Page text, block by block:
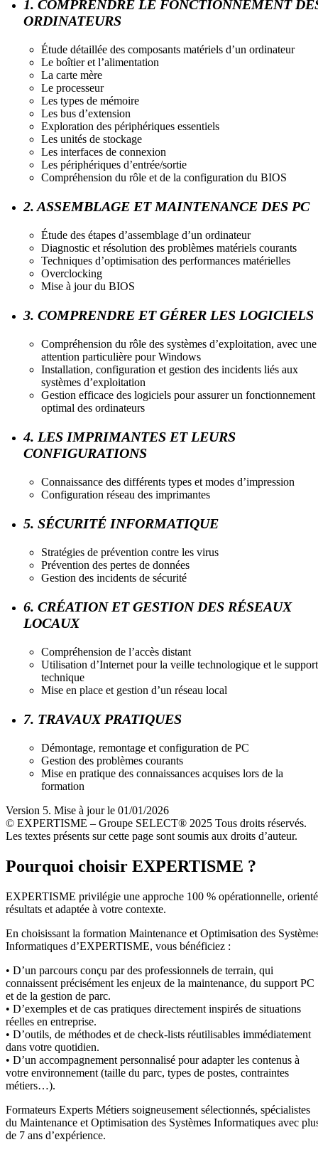
1. COMPRENDRE LE FONCTIONNEMENT
ORDINATEURS
Étude détaillée des composants matériels d’un ordinateur
Le boîtier et l’alimentation
La carte mère
Le processeur
Les types de mémoire
Les bus d’extension
Exploration des périphériques essentiels
Les unités de stockage
Les interfaces de connexion
Les périphériques d’entrée/sortie
Compréhension du rôle et de la configuration du BIOS
2. ASSEMBLAGE ET MAINTENANCE DES PC
Étude des étapes d’assemblage d’un ordinateur
Diagnostic et résolution des problèmes matériels courants
Techniques d’optimisation des performances matérielles
Overclocking
Mise à jour du BIOS
3. COMPRENDRE ET GÉRER LES LOGICIELS
Compréhension du rôle des systèmes d’exploitation, avec une
attention particulière pour Windows
Installation, configuration et gestion des incidents liés aux
systèmes d’exploitation
Gestion efficace des logiciels pour assurer un fonctionnement
optimal des ordinateurs
4. LES IMPRIMANTES ET LEURS
CONFIGURATIONS
Connaissance des différents types et modes d’impression
Configuration réseau des imprimantes
5. SÉCURITÉ INFORMATIQUE
Stratégies de prévention contre les virus
Prévention des pertes de données
Gestion des incidents de sécurité
6. CRÉATION ET GESTION DES RÉSEAUX
LOCAUX
Compréhension de l’accès distant
Utilisation d’Internet pour la veille technologique et le support
technique
Mise en place et gestion d’un réseau local
7. TRAVAUX PRATIQUES
Démontage, remontage et configuration de PC
Gestion des problèmes courants
Mise en pratique des connaissances acquises lors de la
formation
Version 5. Mise à jour le 01/01/2026
© EXPERTISME – Groupe SELECT® 2025 Tous droits réservés.
Les textes présents sur cette page sont soumis aux droits d’auteur.
Pourquoi choisir EXPERTISME ?
EXPERTISME privilégie une approche 100 % opérationnelle,
résultats et adaptée à votre contexte.
En choisissant la formation Maintenance et Optimisation des
Informatiques d’EXPERTISME, vous bénéficiez :
• D’un parcours conçu par des professionnels de terrain, qui
connaissent précisément les enjeux de la maintenance, du support PC
et de la gestion de parc.
• D’exemples et de cas pratiques directement inspirés de situations
réelles en entreprise.
• D’outils, de méthodes et de check-lists réutilisables immédiatement
dans votre quotidien.
• D’un accompagnement personnalisé pour adapter les contenus à
votre environnement (taille du parc, types de postes, contraintes
métiers…).
Formateurs Experts Métiers soigneusement sélectionnés, spécialistes
du Maintenance et Optimisation des Systèmes Informatiques avec
de 7 ans d’expérience.